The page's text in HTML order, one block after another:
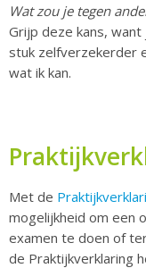
Wat zou je tegen
Grijp deze kans,
stuk zelfverzekerder
wat ik kan.
Met de
mogelijkheid om een
examen te doen of
de Praktijkverklaring